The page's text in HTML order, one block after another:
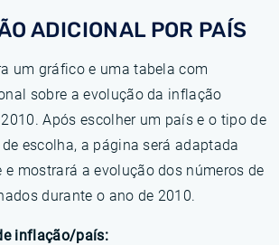
ADICIONAL POR PAÍS
um gráfico e uma tabela com
sobre a evolução da inflação
Após escolher um país e o tipo de
escolha, a página será adaptada
mostrará a evolução dos números de
durante o ano de 2010.
inflação/país: